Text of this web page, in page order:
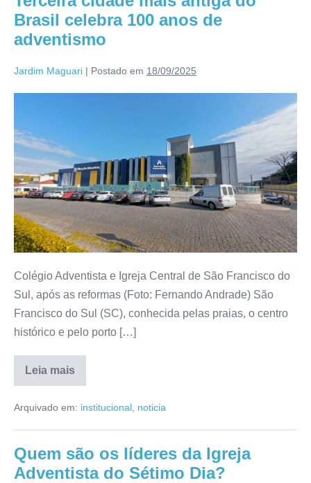
Brasil celebra 100 anos de
adventismo
Jardim Maguari | Postado em 18/09/2025
Colégio Adventista e Igreja Central de São Francisco do
Sul, após as reformas (Foto: Fernando Andrade) São
Francisco do Sul (SC), conhecida pelas praias, o centro
histórico e pelo porto […]
Leia mais
Arquivado em: institucional noticia
Quem são os líderes da Igreja
Adventista do Sétimo Dia?